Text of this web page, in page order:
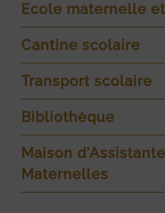
Ecole maternelle
Cantine scolaire
Transport scolaire
Bibliothèque
Maison
Maternelles